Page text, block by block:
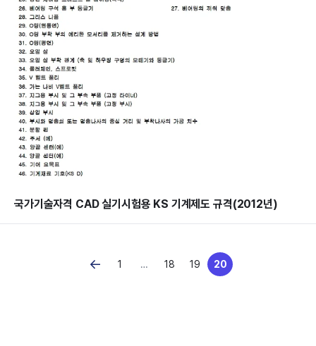
국가기술자격 CAD 실기시험용 KS 기계제도 규격(2012년)
← 1 … 18 19 20